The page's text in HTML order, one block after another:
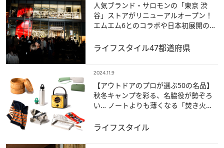
人気ブランド・サロモンの「東京 渋
谷」ストアがリニューアルオープン！
エムエム6とのコラボや日本初展開の限
ライフスタイル47都道府県
2024.11.9
【アウトドアのプロが選ぶ50の名品】
秋冬キャンプを彩る、名脇役が勢ぞろ
い… ノートよりも薄くなる「焚き火
ライフスタイル